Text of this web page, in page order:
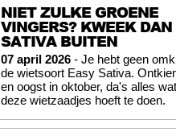
NIET ZULKE GROENE
VINGERS? KWEEK
SATIVA BUITEN
07 april 2026 - Je hebt geen
de wietsoort Easy Sativa.
en oogst in oktober, da's alles
deze wietzaadjes hoeft te doen.